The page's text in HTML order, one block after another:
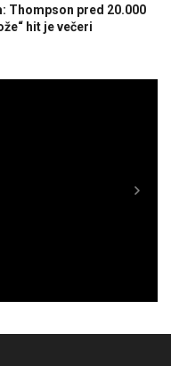
Thompson pred 20.000
hit je večeri